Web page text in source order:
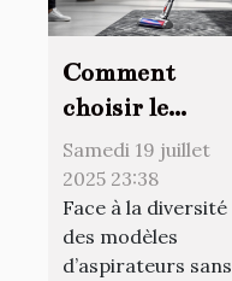
Comment
choisir le
meilleur
aspirateur sans
fil pour votre
maison ?
Samedi 19 juillet
2025 23:38
Face à la diversité
des modèles
d’aspirateurs sans